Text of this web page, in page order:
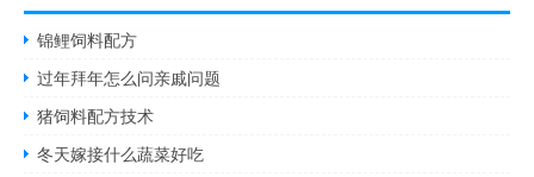
锦鲤饲料配方
过年拜年怎么问亲戚问题
猪饲料配方技术
冬天嫁接什么蔬菜好吃